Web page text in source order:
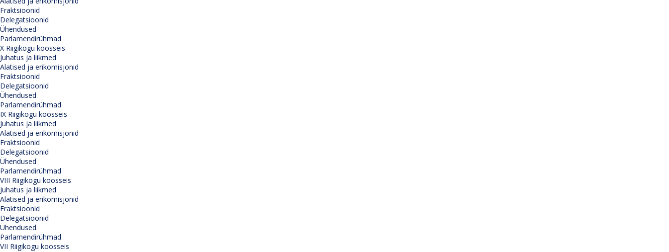
Fraktsioonid
Delegatsioonid
Ühendused
Parlamendirühmad
X Riigikogu koosseis
Juhatus ja liikmed
Alatised ja erikomisjonid
Fraktsioonid
Delegatsioonid
Ühendused
Parlamendirühmad
IX Riigikogu koosseis
Juhatus ja liikmed
Alatised ja erikomisjonid
Fraktsioonid
Delegatsioonid
Ühendused
Parlamendirühmad
VIII Riigikogu koosseis
Juhatus ja liikmed
Alatised ja erikomisjonid
Fraktsioonid
Delegatsioonid
Ühendused
Parlamendirühmad
VII Riigikogu koosseis